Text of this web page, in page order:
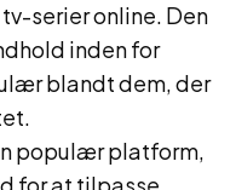
serier online. Den
inden for
blandt dem, der
populær platform,